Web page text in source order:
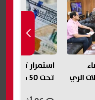
أمام الجنيه
نقابة